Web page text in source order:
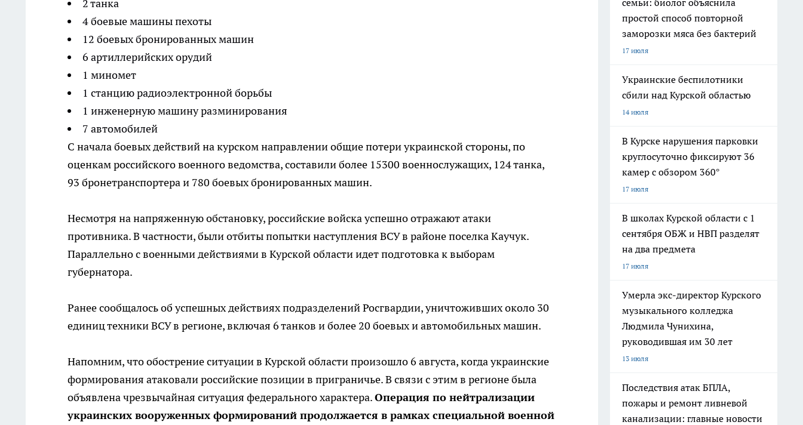
2 танка
4 боевые машины пехоты
12 боевых бронированных машин
6 артиллерийских орудий
1 миномет
1 станцию радиоэлектронной борьбы
1 инженерную машину разминирования
7 автомобилей
С начала боевых действий на курском направлении общие потери украинской стороны, по
оценкам российского военного ведомства, составили более 15300 военнослужащих, 124 танка,
93 бронетранспортера и 780 боевых бронированных машин.
Несмотря на напряженную обстановку, российские войска успешно отражают атаки
противника. В частности, были отбиты попытки наступления ВСУ в районе поселка Каучук.
Параллельно с военными действиями в Курской области идет подготовка к выборам
губернатора.
Ранее сообщалось об успешных действиях подразделений Росгвардии, уничтоживших около 30
единиц техники ВСУ в регионе, включая 6 танков и более 20 боевых и автомобильных машин.
Напомним, что обострение ситуации в Курской области произошло 6 августа, когда украинские
формирования атаковали российские позиции в приграничье. В связи с этим в регионе была
объявлена чрезвычайная ситуация федерального характера.Операция по нейтрализации
украинских вооруженных формирований продолжается в рамках специальной военной
семьи: биолог объяснила
простой способ повторной
заморозки мяса без бактерий
17 июля
Украинские беспилотники
сбили над Курской областью
14 июля
В Курске нарушения парковки
круглосуточно фиксируют 36
камер с обзором 360°
17 июля
В школах Курской области с 1
сентября ОБЖ и НВП разделят
на два предмета
17 июля
Умерла экс-директор Курского
музыкального колледжа
Людмила Чунихина,
руководившая им 30 лет
13 июля
Последствия атак БПЛА,
пожары и ремонт ливневой
канализации: главные новости